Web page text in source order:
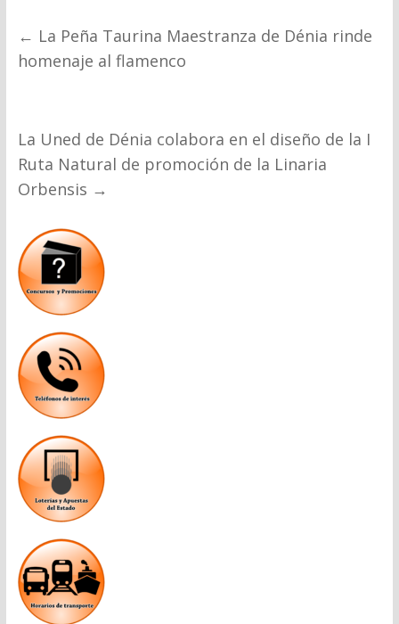
← La Peña Taurina Maestranza de Dénia rinde
homenaje al flamenco
La Uned de Dénia colabora en el diseño de la I
Ruta Natural de promoción de la Linaria
Orbensis →